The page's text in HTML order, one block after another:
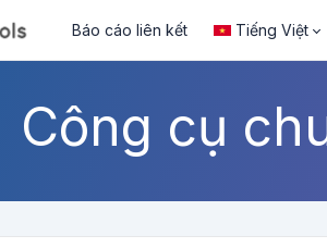
Báo cáo liên kết Tiếng Việt
Công cụ